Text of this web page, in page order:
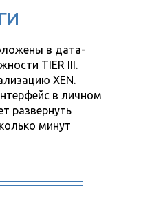
в дата-
TIER III.
XEN.
в личном
развернуть
минут